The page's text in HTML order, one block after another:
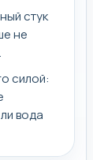
стук
не
силой:
вода